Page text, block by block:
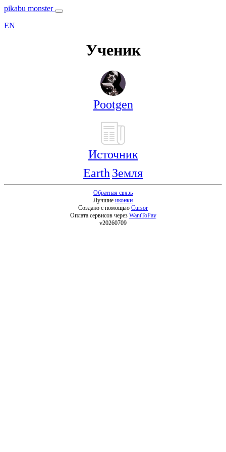
pikabu monster
EN
Ученик
Pootgen
Источник
Earth Земля
Обратная связь
Лучшие иконки
Создано с помощью Cursor
Оплата сервисов через WantToPay
v20260709